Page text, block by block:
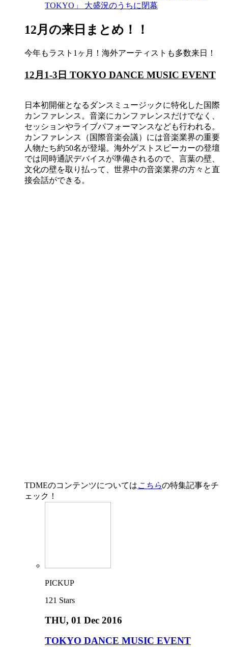
TOKYO」 大盛況のうちに閉幕
12月の来日まとめ！！
今年もラスト1ヶ月！海外アーティストも多数来日！
12月1-3日 TOKYO DANCE MUSIC EVENT
日本初開催となるダンスミュージックに特化した国際
カンファレンス。音楽にカンファレンスだけでなく、
セッションやライブパフォーマンスなども行われる。
カンファレンス（国際音楽会議）には音楽業界の重要
人物たち約50名が登場。海外ゲストスピーカーの登壇
では同時通訳デバイスが準備されるので、言葉の壁、
文化の壁を取り払って、世界中の音楽業界の方々と直
接会話ができる。
TDMEのコンテンツについてはこちらの特集記事をチ
ェック！
PICKUP
121 Stars
THU, 01 Dec 2016
TOKYO DANCE MUSIC EVENT